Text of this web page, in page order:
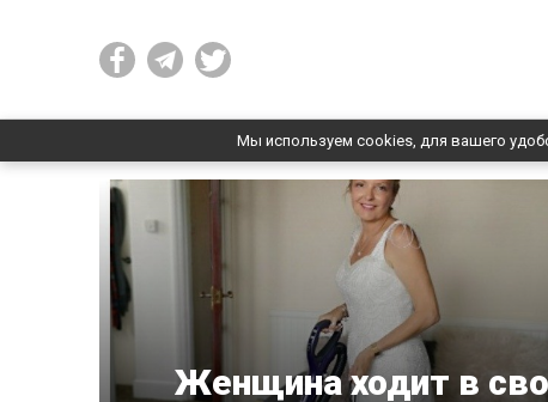
Мы используем cookies, для вашего
Женщина ходит в